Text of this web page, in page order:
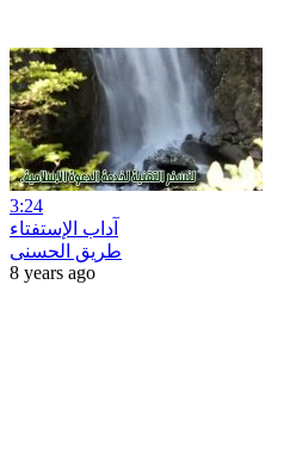
3:24
آداب الإستفتاء
طريق الحسنى
8 years ago